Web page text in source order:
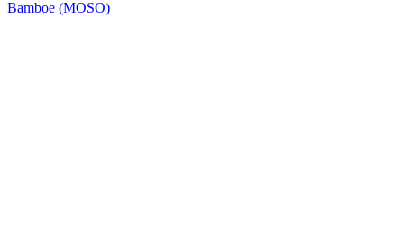
Bamboe (MOSO)